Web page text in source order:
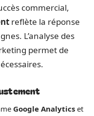
commercial,
reflète la réponse
L’analyse des
permet de
Google Analytics et